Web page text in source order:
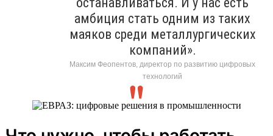
амбиция стать одним из таких
маяков среди металлургических
компаний».
Максим Феопентов, директор по развитию цифровых
технологий